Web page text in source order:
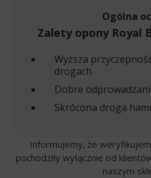
Ogólna
Zalety opony Royal
Wyższa
drogach
Dobre
Skrócona droga
Informujemy, że
pochodziły wyłącznie od
naszym